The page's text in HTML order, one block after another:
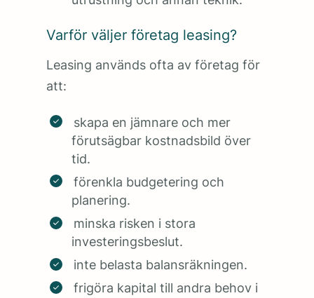
Varför väljer företag leasing?
Leasing används ofta av företag för
att:
skapa en jämnare och mer
förutsägbar kostnadsbild över
tid.
förenkla budgetering och
planering.
minska risken i stora
investeringsbeslut.
inte belasta balansräkningen.
frigöra kapital till andra behov i